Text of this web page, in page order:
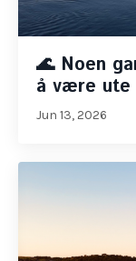
🌊 Noen
å være ute
Jun 13, 2026